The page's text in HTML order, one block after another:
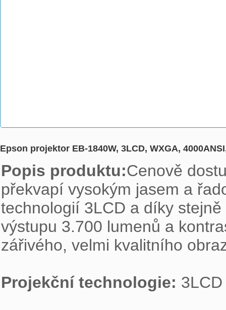
Epson projektor EB-1840W, 3LCD, WXGA,
Popis produktu:Cenově
překvapí vysokým jasem a
technologií 3LCD a díky
výstupu 3.700 lumenů a
zářivého, velmi kvalitního
Projekční technologie: 3LCD